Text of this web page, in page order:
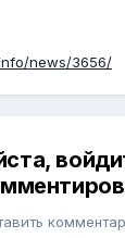
news/3656/